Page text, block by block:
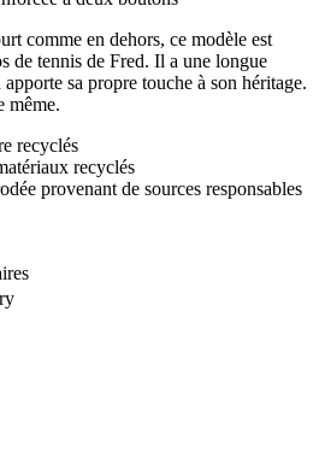
comme en dehors, ce modèle est
de tennis de Fred. Il a une longue
sa propre touche à son héritage.
même.
recyclés
recyclés
provenant de sources responsables